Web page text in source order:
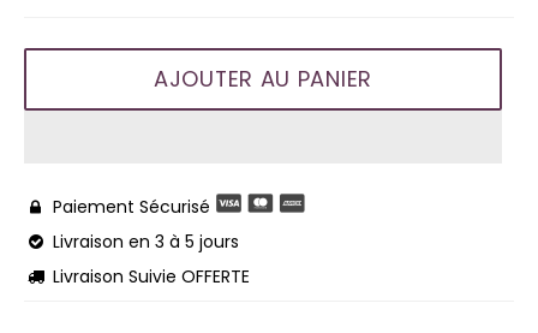
AJOUTER AU PANIER
 Paiement Sécurisé
 Livraison en 3 à 5 jours
 Livraison Suivie OFFERTE